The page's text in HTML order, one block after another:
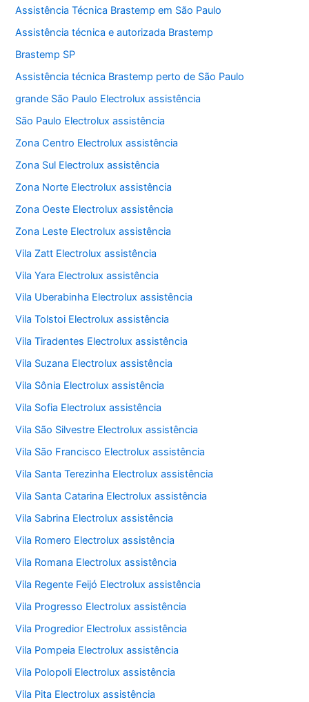
Assistência Técnica Brastemp em São Paulo
Assistência técnica e autorizada Brastemp
Brastemp SP
Assistência técnica Brastemp perto de São Paulo
grande São Paulo Electrolux assistência
São Paulo Electrolux assistência
Zona Centro Electrolux assistência
Zona Sul Electrolux assistência
Zona Norte Electrolux assistência
Zona Oeste Electrolux assistência
Zona Leste Electrolux assistência
Vila Zatt Electrolux assistência
Vila Yara Electrolux assistência
Vila Uberabinha Electrolux assistência
Vila Tolstoi Electrolux assistência
Vila Tiradentes Electrolux assistência
Vila Suzana Electrolux assistência
Vila Sônia Electrolux assistência
Vila Sofia Electrolux assistência
Vila São Silvestre Electrolux assistência
Vila São Francisco Electrolux assistência
Vila Santa Terezinha Electrolux assistência
Vila Santa Catarina Electrolux assistência
Vila Sabrina Electrolux assistência
Vila Romero Electrolux assistência
Vila Romana Electrolux assistência
Vila Regente Feijó Electrolux assistência
Vila Progresso Electrolux assistência
Vila Progredior Electrolux assistência
Vila Pompeia Electrolux assistência
Vila Polopoli Electrolux assistência
Vila Pita Electrolux assistência